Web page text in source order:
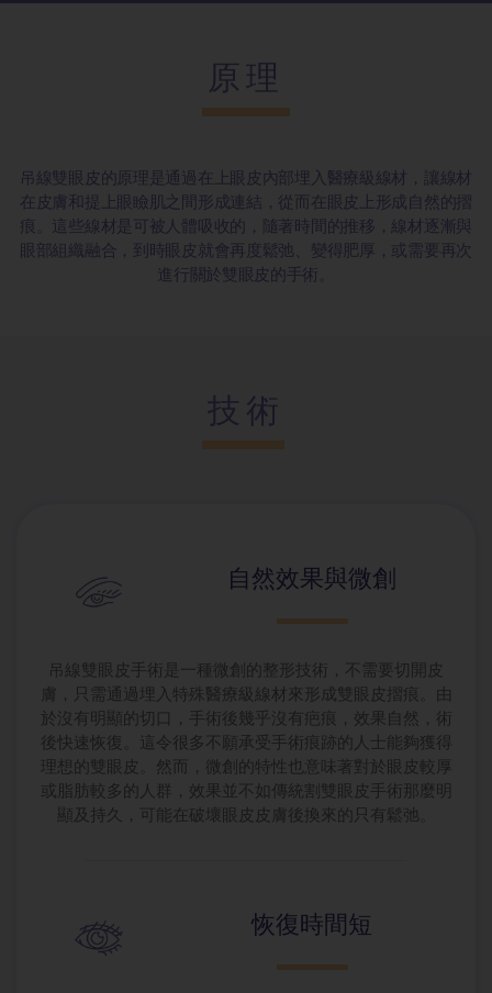
原理
吊線雙眼皮的原理是通過在上眼皮內部埋入醫療級線材，讓線材
在皮膚和提上眼瞼肌之間形成連結，從而在眼皮上形成自然的摺
痕。這些線材是可被人體吸收的，隨著時間的推移，線材逐漸與
眼部組織融合，到時眼皮就會再度鬆弛、變得肥厚，或需要再次
進行關於雙眼皮的手術。
技術
自然效果與微創
吊線雙眼皮手術是一種微創的整形技術，不需要切開皮
膚，只需通過埋入特殊醫療級線材來形成雙眼皮摺痕。由
於沒有明顯的切口，手術後幾乎沒有疤痕，效果自然，術
後快速恢復。這令很多不願承受手術痕跡的人士能夠獲得
理想的雙眼皮。然而，微創的特性也意味著對於眼皮較厚
或脂肪較多的人群，效果並不如傳統割雙眼皮手術那麼明
顯及持久，可能在破壞眼皮皮膚後換來的只有鬆弛。
恢復時間短